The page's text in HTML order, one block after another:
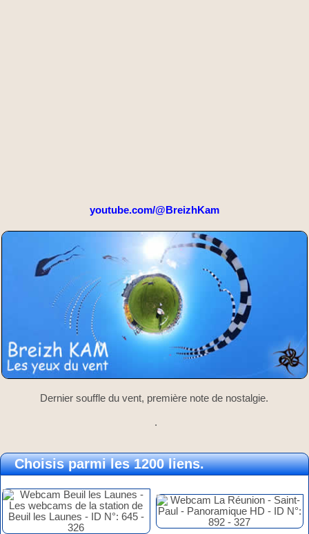
youtube.com/@BreizhKam
Dernier souffle du vent, première note de nostalgie.
.
Choisis parmi les 1200 liens.